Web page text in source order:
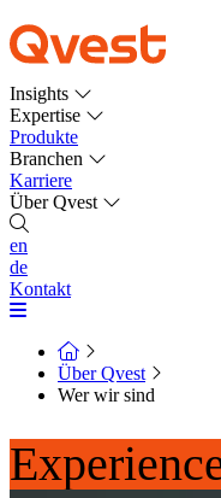
Insights
Expertise
Produkte
Branchen
Karriere
Über Qvest
en
de
Kontakt
Über Qvest
Wer wir sind